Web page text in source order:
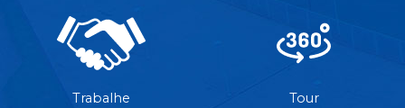
Trabalhe
Tour